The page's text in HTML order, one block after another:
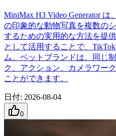
MiniMax H3 Video Generator
の印象的な動物写真を複数の
するための実用的な方法を提
として活用することで、
ム、ペットブランドは、同じ
ク、アクション、カメラワー
ことができます。
日付: 2026-08-04
0